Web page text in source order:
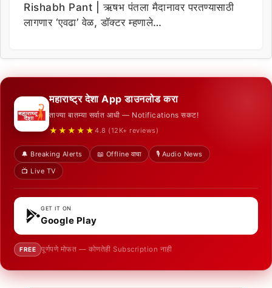
Rishabh Pant | ऋषभ पंतला मैदानावर परतण्यासाठी
लागणार ‘एवढा’ वेळ, डॉक्टर म्हणाले…
महाराष्ट्र देशा App डाउनलोड करा
ताज्या बातम्या सर्वात आधी — Notifications सकट!
★★★★★ 4.8 (12K+ reviews)
🔔 Breaking Alerts 📖 Offline वाचा
🎙️ Audio News
📺 Live TV
GET IT ON
Google Play
FREE पूर्णपणे मोफत — कोणतेही Subscription नाही